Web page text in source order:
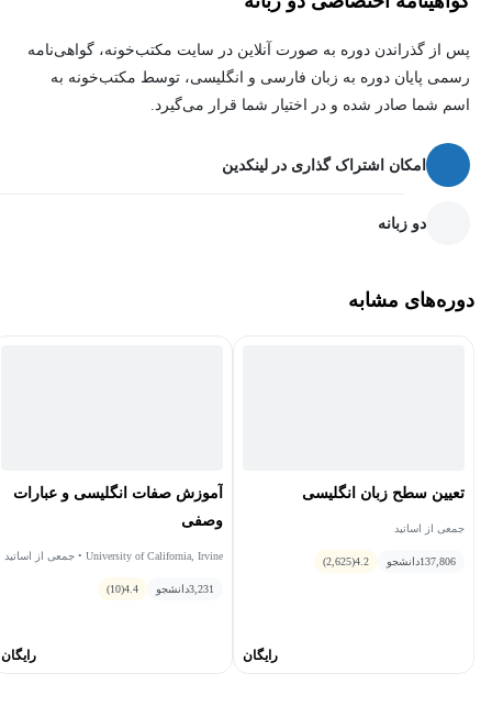
زبان‌آموزان (Peer Correction) و استاد دوره در میان بگذارند.
پس از گذراندن دوره به صورت آنلاین در سایت مکتب‌خونه، گواهی‌نامه
رسمی پایان دوره به زبان فارسی و انگلیسی، توسط مکتب‌خونه به
اسم شما صادر شده و در اختیار شما قرار می‌گیرد.
امکان اشتراک گذاری در لینکدین
دو زبانه
دوره‌های مشابه
تعیین سطح زبان انگلیسی
جمعی از اساتید
137,806دانشجو 4.2
(2,625)
رایگان
آموزش صفات انگلیسی و عبارات
وصفی
University of California, Irvine • جمعی از اساتید
3,231دانشجو 4.4
(10)
رایگان